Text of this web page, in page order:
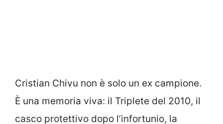
Cristian Chivu non è solo un ex campione.
È una memoria viva: il Triplete del 2010, il
casco protettivo dopo l’infortunio, la